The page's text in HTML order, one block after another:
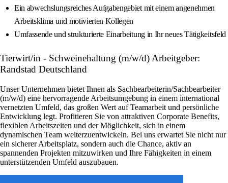
Ein abwechslungsreiches Aufgabengebiet mit einem angenehmen
Arbeitsklima und motivierten Kollegen
Umfassende und strukturierte Einarbeitung in Ihr neues Tätigkeitsfeld
Tierwirt/in - Schweinehaltung (m/w/d) Arbeitgeber:
Randstad Deutschland
Unser Unternehmen bietet Ihnen als Sachbearbeiterin/Sachbearbeiter
(m/w/d) eine hervorragende Arbeitsumgebung in einem international
vernetzten Umfeld, das großen Wert auf Teamarbeit und persönliche
Entwicklung legt. Profitieren Sie von attraktiven Corporate Benefits,
flexiblen Arbeitszeiten und der Möglichkeit, sich in einem
dynamischen Team weiterzuentwickeln. Bei uns erwartet Sie nicht nur
ein sicherer Arbeitsplatz, sondern auch die Chance, aktiv an
spannenden Projekten mitzuwirken und Ihre Fähigkeiten in einem
unterstützenden Umfeld auszubauen.